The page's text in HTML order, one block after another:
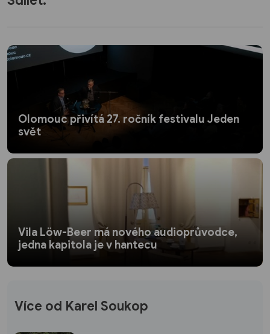
Olomouc přivítá 27. ročník festivalu Jeden
svět
Vila Löw-Beer má nového audioprůvodce,
jedna kapitola je v hantecu
Více od Karel Soukop